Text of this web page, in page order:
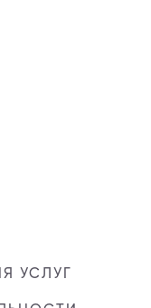
УСЛУГ